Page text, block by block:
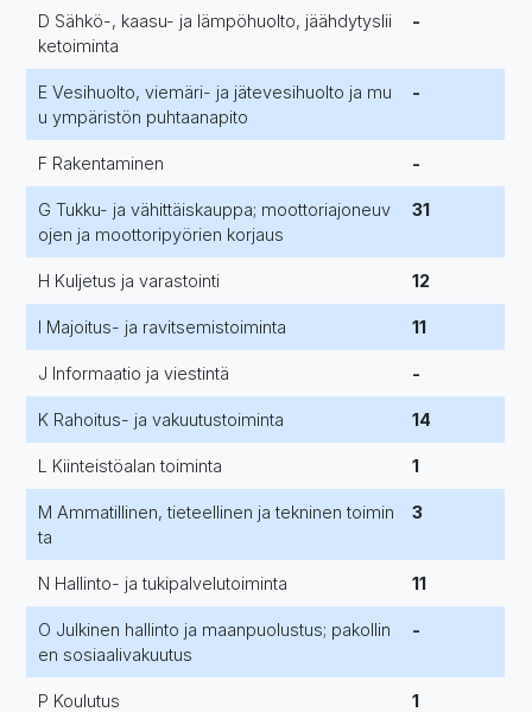
D Sähkö-, kaasu- ja lämpöhuolto, jäähdytyslii
ketoiminta
-
E Vesihuolto, viemäri- ja jätevesihuolto ja mu
u ympäristön puhtaanapito
-
F Rakentaminen -
G Tukku- ja vähittäiskauppa; moottoriajoneuv
ojen ja moottoripyörien korjaus
31
H Kuljetus ja varastointi 12
I Majoitus- ja ravitsemistoiminta 11
J Informaatio ja viestintä -
K Rahoitus- ja vakuutustoiminta 14
L Kiinteistöalan toiminta 1
M Ammatillinen, tieteellinen ja tekninen toimin
ta
3
N Hallinto- ja tukipalvelutoiminta 11
O Julkinen hallinto ja maanpuolustus; pakollin
en sosiaalivakuutus
-
P Koulutus 1